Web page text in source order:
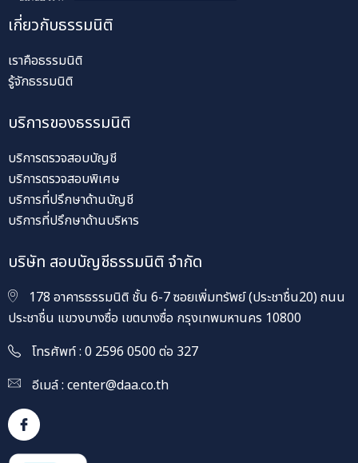
เกี่ยวกับธรรมนิติ
เราคือธรรมนิติ
รู้จักธรรมนิติ
บริการของธรรมนิติ
บริการตรวจสอบบัญชี
บริการตรวจสอบพิเศษ
บริการที่ปรึกษาด้านบัญชี
บริการที่ปรึกษาด้านบริหาร
บริษัท สอบบัญชีธรรมนิติ จำกัด
178 อาคารธรรมนิติ ชั้น 6-7 ซอยเพิ่มทรัพย์ (ประชาชื่น20) ถนน
ประชาชื่น แขวงบางซื่อ เขตบางซื่อ กรุงเทพมหานคร 10800
โทรศัพท์ : 0 2596 0500 ต่อ 327
อีเมล์ : center@daa.co.th